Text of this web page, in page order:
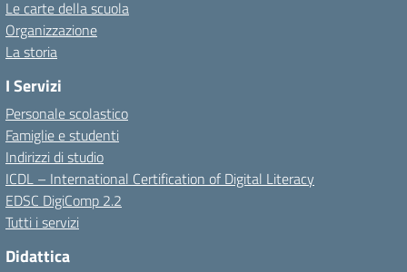
Le carte della scuola
Organizzazione
La storia
I Servizi
Personale scolastico
Famiglie e studenti
Indirizzi di studio
ICDL – International Certification of Digital Literacy
EDSC DigiComp 2.2
Tutti i servizi
Didattica